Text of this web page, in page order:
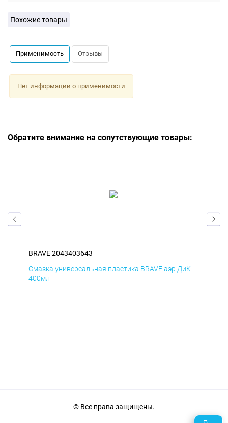
Похожие товары
Применимость Отзывы
Нет информации о применимости
Обратите внимание на сопутствующие товары:
BRAVE 2043403643
Смазка универсальная пластика BRAVE аэр ДиК
400мл
© Все права защищены.